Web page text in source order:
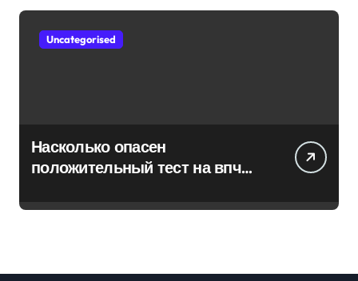
Uncategorised
Насколько опасен
положительный тест на впч